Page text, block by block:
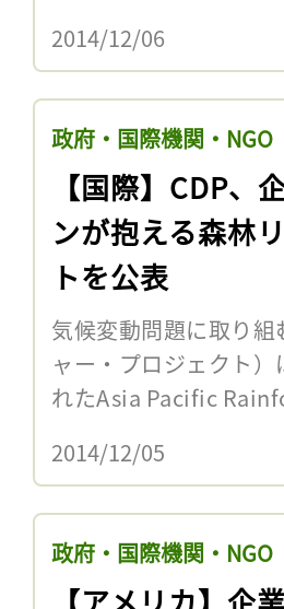
2014/12/06
政府・国際機関・NGO
【国際】CDP、
ンが抱える森林
トを公表
気候変動問題に取り
ャー・プロジェクト
れたAsia Pacific
2014/12/05
政府・国際機関・NGO
【アメリカ】企